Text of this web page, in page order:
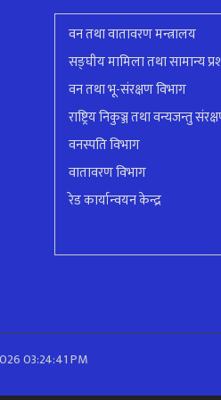
वन तथा वातावरण मन्त्रालय
सङ्घीय मामिला तथा सामान्य
वन तथा भू-संरक्षण विभाग
राष्ट्रिय निकुञ्ज तथा वन्यजन्तु
वनस्पति विभाग
वातावरण विभाग
रेड कार्यान्वयन केन्द्र
03:24:41 PM